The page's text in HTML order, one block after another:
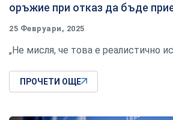
оръжие при отказ да бъде
25 Февруари, 2025
„Не мисля, че това е реалистично
ПРОЧЕТИ ОЩЕ